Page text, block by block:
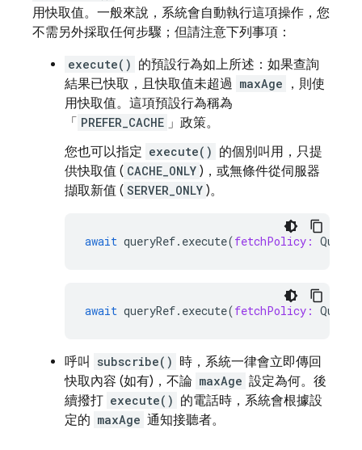
用快取值。一般來說，系統會自動執行這項操作，您
不需另外採取任何步驟；但請注意下列事項：
execute() 的預設行為如上所述：如果查詢
結果已快取，且快取值未超過 maxAge
，則使
用快取值。這項預設行為稱為
「 PREFER_CACHE 」政策。
您也可以指定 execute() 的個別叫用，只提
供快取值 ( CACHE_ONLY )，或無條件從伺服器
擷取新值 ( SERVER_ONLY )。
await queryRef. execute(fetchPolicy:
await queryRef. execute(fetchPolicy:
呼叫 subscribe() 時，系統一律會立即傳回
快取內容 (如有)，不論 maxAge 設定為何。後
續撥打 execute() 的電話時，系統會根據設
定的 maxAge 通知接聽者。